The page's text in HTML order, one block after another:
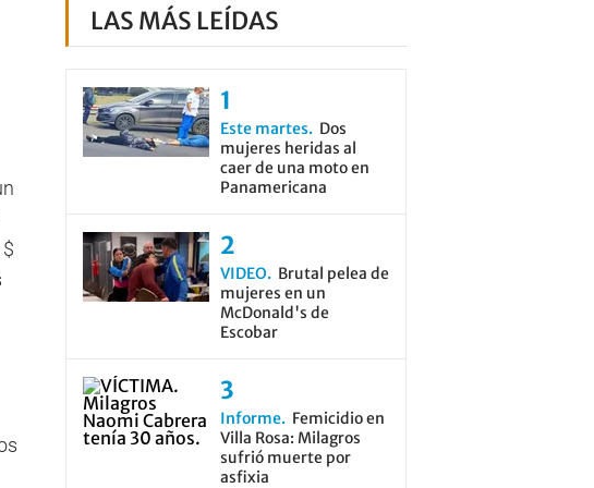
LAS MÁS LEÍDAS
Este martes
Dos
mujeres heridas al
caer de una moto en
Panamericana
VIDEO
Brutal pelea de
mujeres en un
McDonald's de
Escobar
Informe
Femicidio en
Villa Rosa: Milagros
sufrió muerte por
asfixia